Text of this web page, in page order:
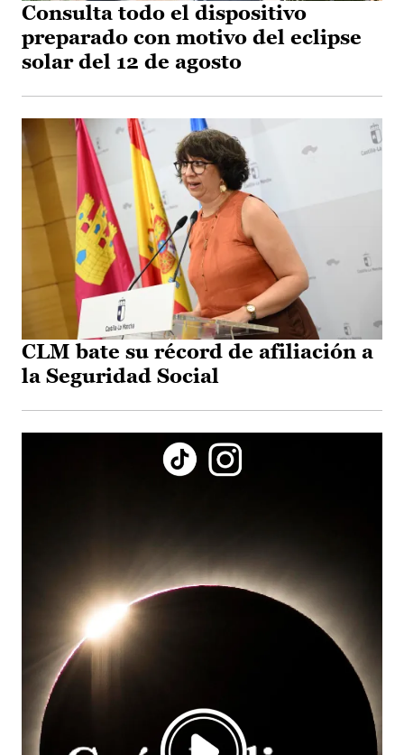
Consulta todo el dispositivo
preparado con motivo del eclipse
solar del 12 de agosto
CLM bate su récord de afiliación a
la Seguridad Social